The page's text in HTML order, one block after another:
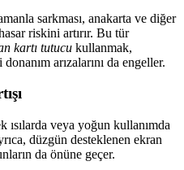
sarkması, anakarta ve diğer
riskini artırır. Bu tür
kartı tutucu kullanmak,
arızalarını da engeller.
veya yoğun kullanımda
düzgün desteklenen ekran
da önüne geçer.